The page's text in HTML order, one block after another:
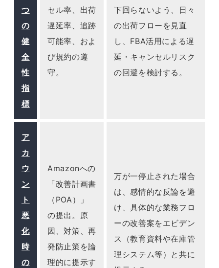
つ
の
健
全
性
指
標
セル率、出荷
遅延率、追跡
可能率、およ
び規約の遵
守。
下回らないよう、日々
の出荷フローを見直
し、FBA活用による遅
延・キャンセルリスク
の回避を検討する。
ア
カ
ウ
ン
ト
悪
化
時
の
Amazonへの
「改善計画書
（POA）」
の提出。原
因、対策、再
発防止策を論
理的に提示す
万が一停止された場合
は、感情的な反論を避
け、具体的な業務フロ
ーの改善案をエビデン
ス（教育資料や在庫管
理システム等）と共に